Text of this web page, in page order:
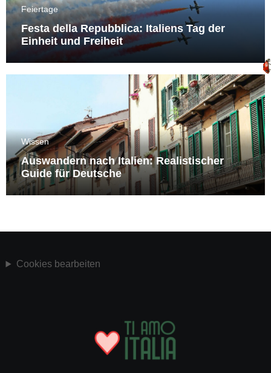
Feiertage
Festa della Repubblica: Italiens Tag der
Einheit und Freiheit
Wissen
Auswandern nach Italien: Realistischer
Guide für Deutsche
Cookies bearbeiten